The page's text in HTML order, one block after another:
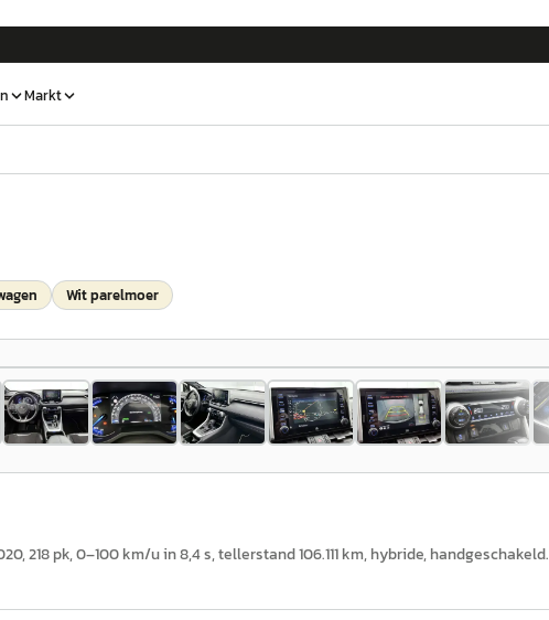
Markt
Wit parelmoer
1
218 pk, 0–100 km/u in 8,4 s, tellerstand 106.111 km, hybride, handgeschakeld.